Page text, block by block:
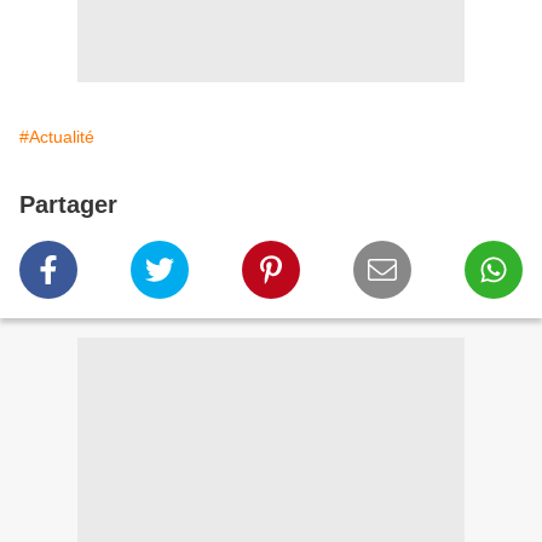
#Actualité
Partager